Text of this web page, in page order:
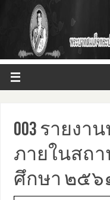
003 รายง
ภายในสถ
ศึกษา ๒๕๖